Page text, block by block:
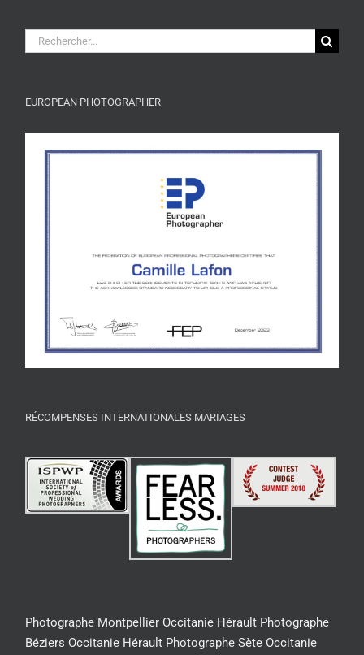
Rechercher:
EUROPEAN PHOTOGRAPHER
RÉCOMPENSES INTERNATIONALES MARIAGES
Photographe Montpellier Occitanie Hérault Photographe
Béziers Occitanie Hérault Photographe Sète Occitanie